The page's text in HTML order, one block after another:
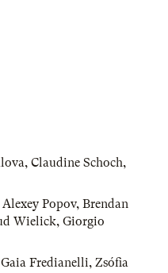
, Claudine Schoch,
Alexey Popov, Brendan
Wielick, Giorgio
Gaia Fredianelli, Zsófia